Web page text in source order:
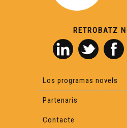
RETROBATZ
Los programas novels
Partenaris
Contacte